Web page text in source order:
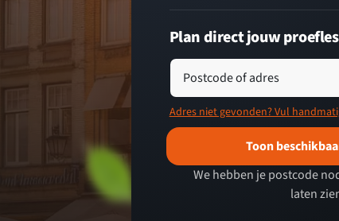
Plan direct jouw
Postcode of adres
Adres niet gevonden? Vul
Toon
We hebben je postcode
laten